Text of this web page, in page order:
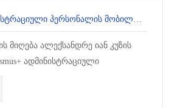
ERASMUS+ ᲐᲓᲛᲘᲜᲘᲡᲢᲠᲐᲪᲘᲣᲚᲘ ᲞᲔᲠᲡᲝᲜᲐᲚᲘᲡ ᲛᲝᲑᲘᲚᲝᲑᲐ ᲘᲐᲨᲘᲡ ᲣᲜᲘᲕᲔᲠᲡᲘᲢᲔᲢᲨᲘ
მიღება ალექსანდრე იან კუზის
ადმინისტრაციული
გრანტის მოსაპოვებლად.
მობილობა...